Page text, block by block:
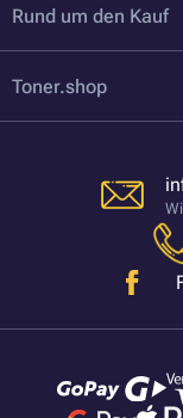
Rund um den Kauf
Toner.shop